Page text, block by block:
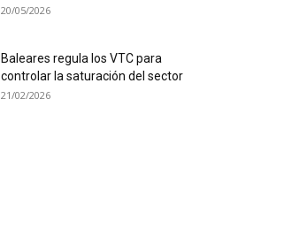
20/05/2026
Baleares regula los VTC para
controlar la saturación del sector
21/02/2026